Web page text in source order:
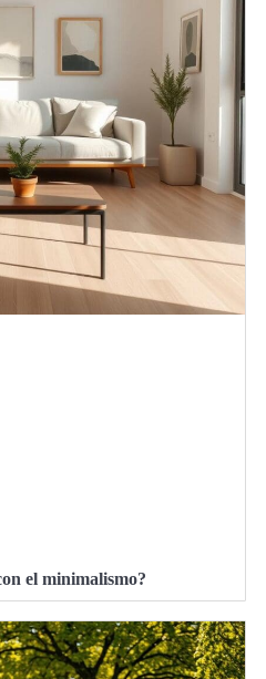
el minimalismo?